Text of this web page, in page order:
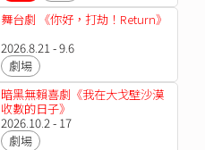
舞台劇 《你好，打劫！Return》
2026.8.21 - 9.6
劇場
暗黑無賴喜劇《我在大戈壁沙漠
收數的日子》
2026.10.2 - 17
劇場